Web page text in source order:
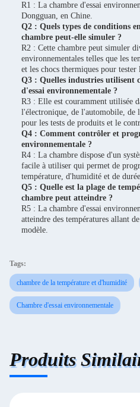
R1 : La chambre d'essai
Dongguan, en Chine.
Q2 : Quels types de conditions
chambre peut-elle simuler ?
R2 : Cette chambre peut simuler
environnementales telles que les
et les chocs thermiques pour
Q3 : Quelles industries utilisent
d'essai environnementale ?
R3 : Elle est couramment utilisée
l'électronique, de l'automobile, de
pour les tests de produits et le
Q4 : Comment contrôler et
environnementale ?
R4 : La chambre dispose d'un
facile à utiliser qui permet de
température, d'humidité et de
Q5 : Quelle est la plage de
chambre peut atteindre ?
R5 : La chambre d'essai
atteindre des températures allant
modèle.
Tags:
chambre de la température et d'humidité
Chambre d'essai environnementale
Produits